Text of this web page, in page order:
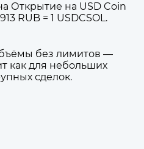
Открытие на USD Coin
RUB = 1 USDCSOL.
без лимитов —
как для небольших
сделок.